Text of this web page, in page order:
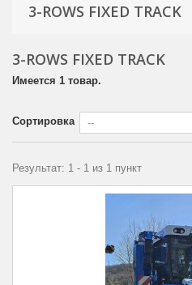
3-ROWS FIXED TRACK
3-ROWS FIXED TRACK
Имеется 1 товар.
Сортировка
Результат: 1 - 1 из 1 пункт